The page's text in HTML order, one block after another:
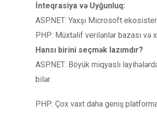
İnteqrasiya və Uyğunluq:
ASP.NET: Yaxşı Microsoft
PHP: Müxtəlif verilənlər bazası və
Hansı birini seçmək lazımdır?
ASP.NET: Böyük miqyaslı
bilər.
PHP: Çox vaxt daha geniş